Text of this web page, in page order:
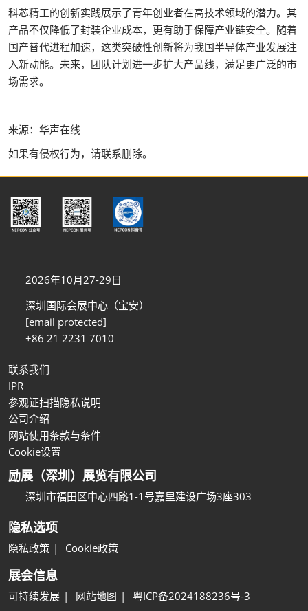
科芯精工的创新实践展示了青年创业者在高技术领域的潜力。其
产品不仅降低了封装企业成本，更有助于保障产业链安全。随着
国产替代进程加速，这类突破性创新将为我国半导体产业发展注
入新动能。未来，团队计划进一步扩大产品线，满足更广泛的市
场需求。
来源：华声在线
如果有侵权行为，请联系删除。
2026年10月27-29日
深圳国际会展中心（宝安）
[email protected]
+86 21 2231 7010
联系我们
IPR
参观证扫描隐私说明
公司介绍
网站使用条款与条件
Cookie设置
励展（深圳）展览有限公司
深圳市福田区中心四路1-1号嘉里建设广场3座303
隐私选项
隐私政策 Cookie政策
展会信息
可持续发展 网站地图 粤ICP备2024188236号-3